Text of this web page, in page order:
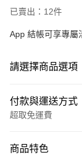
已賣出：12件
App 結帳可享專屬
請選擇商品選項
付款與運送方式
超取免運費
信用卡一次付款
商品特色